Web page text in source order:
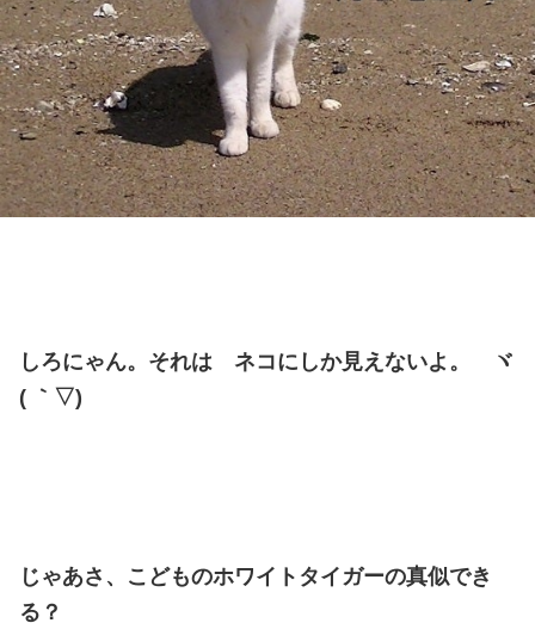
しろにゃん。それは ネコにしか見えないよ。 ヾ
( ｀▽)ゞ
じゃあさ、こどものホワイトタイガーの真似でき
る？